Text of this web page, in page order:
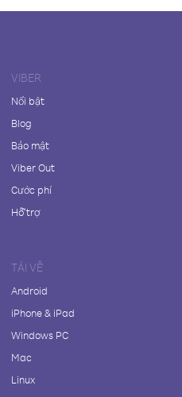
VIBER
Nổi bật
Blog
Bảo mật
Viber Out
Cước phí
Hỗ trợ
TẢI VỀ
Android
iPhone & iPad
Windows PC
Mac
Linux